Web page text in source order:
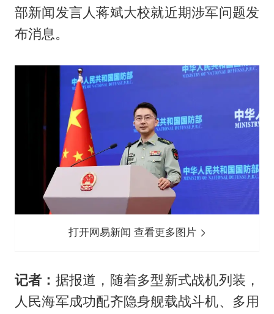
部新闻发言人蒋斌大校就近期涉军问题发
布消息。
打开网易新闻 查看更多图片
记者： 据报道，随着多型新式战机列装，
人民海军成功配齐隐身舰载战斗机、多用